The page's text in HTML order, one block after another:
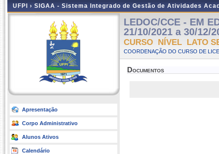
UFPI › SIGAA - Sistema Integrado de Gestão de Atividades
Apresentação
Corpo Administrativo
Alunos Ativos
Calendário
LEDOC/CCE - EM
21/10/2021 a 30/12/
CURSO NÍVEL LATO
COORDENAÇÃO DO CURSO DE
Documentos